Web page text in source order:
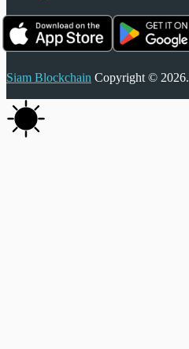
Siam Blockchain Copyright © 2026.